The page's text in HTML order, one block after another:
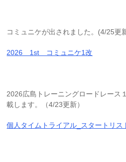
コミュニケが出されました。(4/25更
2026 1st コミュニケ1改
2026広島トレーニングロードレー
載します。（4/23更新）
個人タイムトライアル_スタートリス